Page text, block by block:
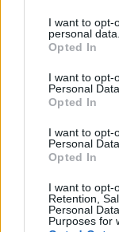
I want to opt-
personal data.
Opted In
I want to opt-
Personal Data.
Opted In
I want to opt-
Personal
Opted In
I want to opt-
Retention,
Personal
Purposes for